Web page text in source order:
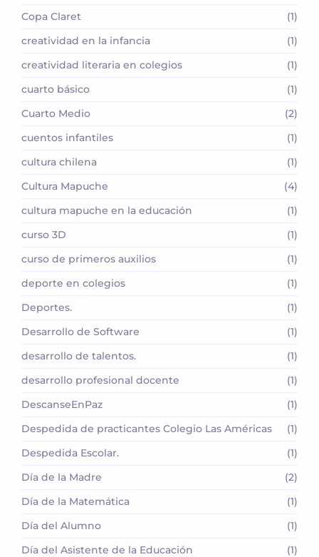
Copa Claret
(1)
creatividad en la infancia
(1)
creatividad literaria en colegios
(1)
cuarto básico
(1)
Cuarto Medio
(2)
cuentos infantiles
(1)
cultura chilena
(1)
Cultura Mapuche
(4)
cultura mapuche en la educación
(1)
curso 3D
(1)
curso de primeros auxilios
(1)
deporte en colegios
(1)
Deportes.
(1)
Desarrollo de Software
(1)
desarrollo de talentos.
(1)
desarrollo profesional docente
(1)
DescanseEnPaz
(1)
Despedida de practicantes Colegio Las Américas
(1)
Despedida Escolar.
(1)
Día de la Madre
(2)
Día de la Matemática
(1)
Día del Alumno
(1)
Día del Asistente de la Educación
(1)